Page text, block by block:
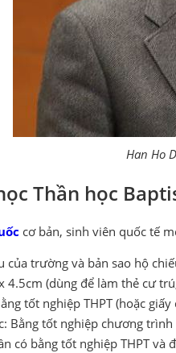
Han Ho
Thần học
cơ bản, sinh viên quốc tế
trường và bản sao hộ
4.5cm (dùng để làm thẻ cư
tốt nghiệp THPT (hoặc
Bằng tốt nghiệp chương
có bằng tốt nghiệp THPT